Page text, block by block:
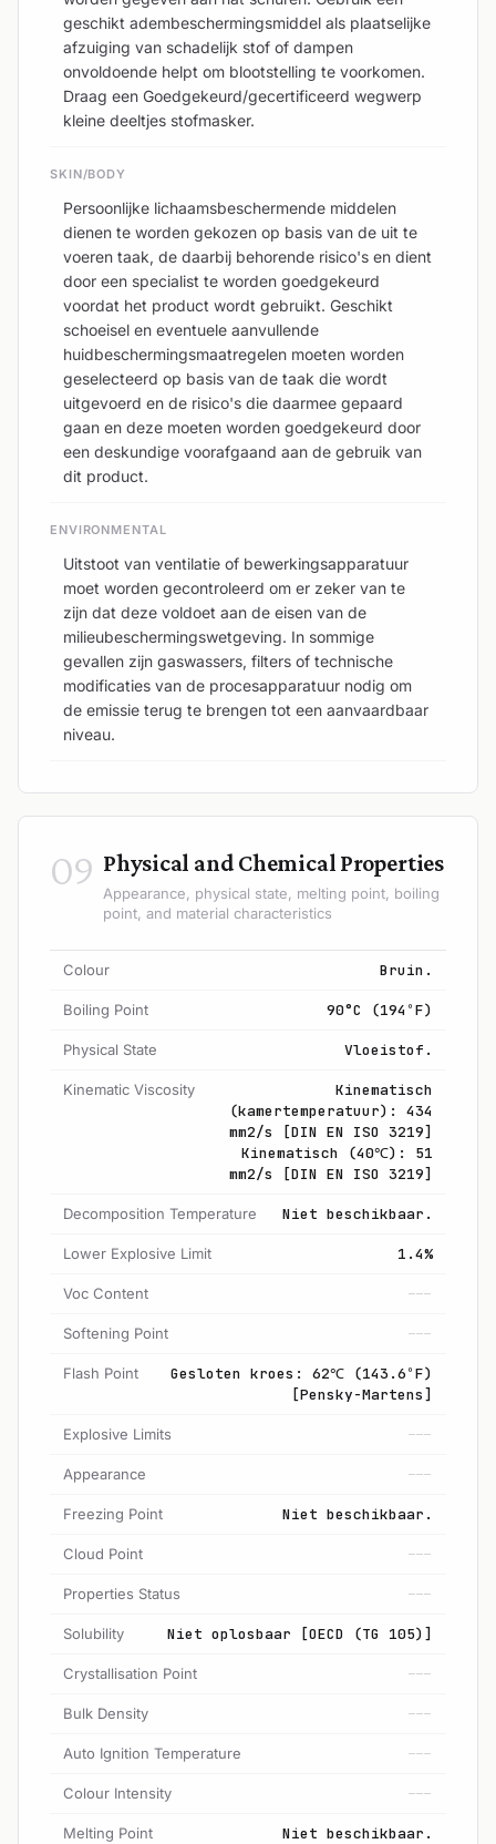
geschikt adembeschermingsmiddel als plaatselijke
afzuiging van schadelijk stof of dampen
onvoldoende helpt om blootstelling te voorkomen.
Draag een Goedgekeurd/gecertificeerd wegwerp
kleine deeltjes stofmasker.
SKIN/BODY
Persoonlijke lichaamsbeschermende middelen
dienen te worden gekozen op basis van de uit te
voeren taak, de daarbij behorende risico's en dient
door een specialist te worden goedgekeurd
voordat het product wordt gebruikt. Geschikt
schoeisel en eventuele aanvullende
huidbeschermingsmaatregelen moeten worden
geselecteerd op basis van de taak die wordt
uitgevoerd en de risico's die daarmee gepaard
gaan en deze moeten worden goedgekeurd door
een deskundige voorafgaand aan de gebruik van
dit product.
ENVIRONMENTAL
Uitstoot van ventilatie of bewerkingsapparatuur
moet worden gecontroleerd om er zeker van te
zijn dat deze voldoet aan de eisen van de
milieubeschermingswetgeving. In sommige
gevallen zijn gaswassers, filters of technische
modificaties van de procesapparatuur nodig om
de emissie terug te brengen tot een aanvaardbaar
niveau.
09 Physical and Chemical Properties
Appearance, physical state, melting point, boiling
point, and material characteristics
Colour Bruin.
Boiling Point 90°C (194ºF)
Physical State Vloeistof.
Kinematic Viscosity
Kinematisch
(kamertemperatuur): 434
mm2/s [DIN EN ISO 3219]
Kinematisch (40℃): 51
mm2/s [DIN EN ISO 3219]
Decomposition Temperature Niet beschikbaar.
Lower Explosive Limit 1.4%
Voc Content ---
Softening Point ---
Flash Point
Gesloten kroes: 62℃ (143.6ºF)
[Pensky-Martens]
Explosive Limits ---
Appearance ---
Freezing Point Niet beschikbaar.
Cloud Point ---
Properties Status ---
Solubility Niet oplosbaar [OECD (TG 105)]
Crystallisation Point ---
Bulk Density ---
Auto Ignition Temperature ---
Colour Intensity ---
Melting Point Niet beschikbaar.